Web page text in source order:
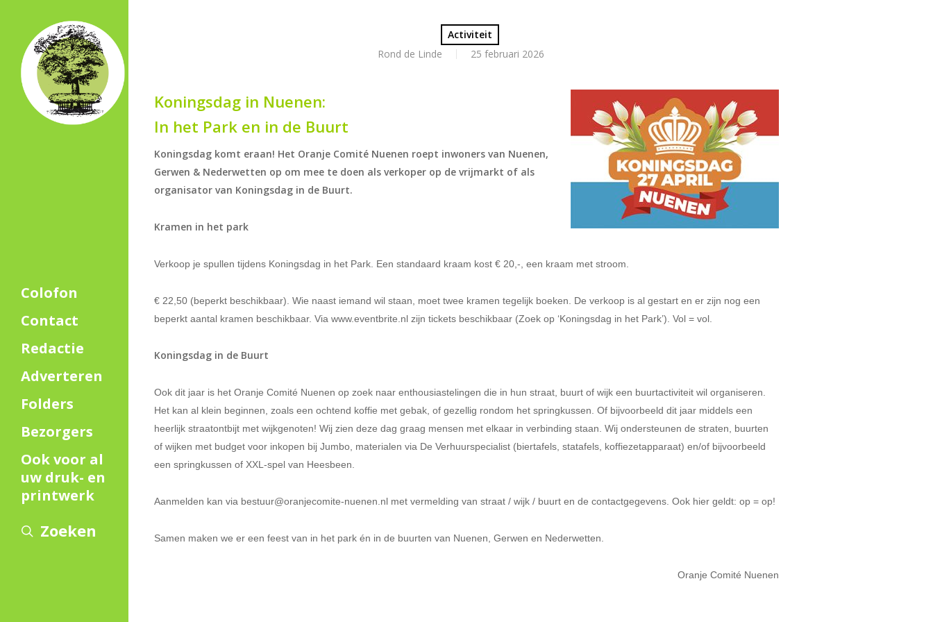
content
Colofon
Contact
Redactie
Adverteren
Folders
Bezorgers
Ook voor al
uw druk- en
printwerk
Zoeken
Activiteit
Rond de Linde
25 februari 2026
Koningsdag in Nuenen:
In het Park en in de Buurt
Koningsdag komt eraan! Het Oranje Comité Nuenen roept inwoners van Nuenen,
Gerwen & Nederwetten op om mee te doen als verkoper op de vrijmarkt of als
organisator van Koningsdag in de Buurt.
Kramen in het park
Verkoop je spullen tijdens Koningsdag in het Park. Een standaard kraam kost € 20,-, een kraam met stroom.
€ 22,50 (beperkt beschikbaar). Wie naast iemand wil staan, moet twee kramen tegelijk boeken. De verkoop is al gestart en er zijn nog een
beperkt aantal kramen beschikbaar. Via www.eventbrite.nl zijn tickets beschikbaar (Zoek op ‘Koningsdag in het Park’). Vol = vol.
Koningsdag in de Buurt
Ook dit jaar is het Oranje Comité Nuenen op zoek naar enthousiastelingen die in hun straat, buurt of wijk een buurtactiviteit wil organiseren.
Het kan al klein beginnen, zoals een ochtend koffie met gebak, of gezellig rondom het springkussen. Of bijvoorbeeld dit jaar middels een
heerlijk straatontbijt met wijkgenoten! Wij zien deze dag graag mensen met elkaar in verbinding staan. Wij ondersteunen de straten, buurten
of wijken met budget voor inkopen bij Jumbo, materialen via De Verhuurspecialist (biertafels, statafels, koffiezetapparaat) en/of bijvoorbeeld
een springkussen of XXL-spel van Heesbeen.
Aanmelden kan via bestuur@oranjecomite-nuenen.nl met vermelding van straat / wijk / buurt en de contactgegevens. Ook hier geldt: op = op!
Samen maken we er een feest van in het park én in de buurten van Nuenen, Gerwen en Nederwetten.
Oranje Comité Nuenen